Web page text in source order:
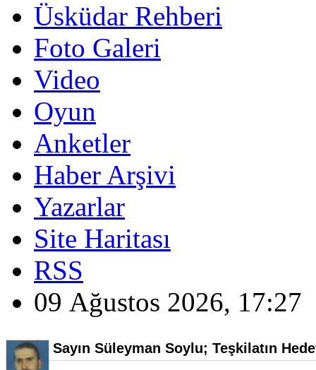
Üsküdar Rehberi
Foto Galeri
Video
Oyun
Anketler
Haber Arşivi
Yazarlar
Site Haritası
RSS
09 Ağustos 2026, 17:27
Sayın Süleyman Soylu; Teşkilatın